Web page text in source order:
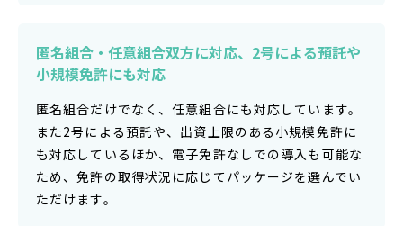
匿名組合・任意組合双方に対応、 2号による預託や
小規模免許にも対応
匿名組合だけでなく、任意組合にも対応しています。
また2号による預託や、出資上限のある小規模免許に
も対応しているほか、電子免許なしでの導入も可能な
ため、免許の取得状況に応じてパッケージを選んでい
ただけます。